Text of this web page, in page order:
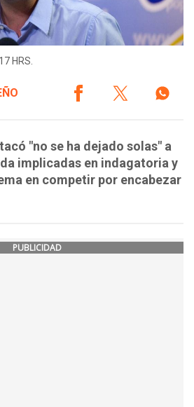
HRS.
"no se ha dejado solas" a
implicadas en indagatoria y
en competir por encabezar
PUBLICIDAD